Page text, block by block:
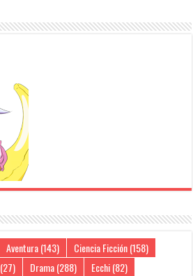
Aventura(143) Ciencia Ficción(158)
(27) Drama(288) Ecchi(82)